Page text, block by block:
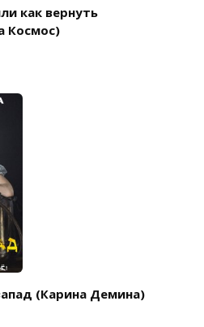
как вернуть
Космос)
(Карина Демина)